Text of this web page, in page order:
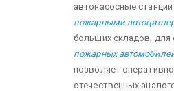
автонасосные
пожарными
больших складов, для
пожарных
позволяет
отечественных